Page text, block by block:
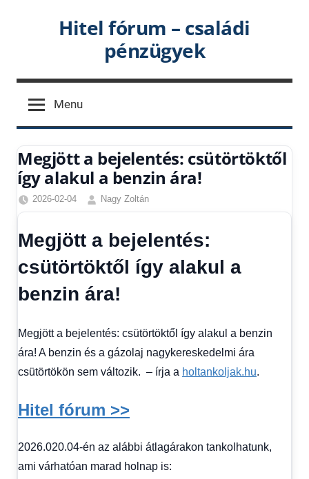
Hitel fórum – családi
pénzügyek
Menu
Megjött a bejelentés: csütörtöktől
így alakul a benzin ára!
2026-02-04
Nagy Zoltán
Friss
Gazdaság,
,
Hírek
fórum
Megjött a bejelentés:
csütörtöktől így alakul a
benzin ára!
Megjött a bejelentés: csütörtöktől így alakul a benzin
ára! A benzin és a gázolaj nagykereskedelmi ára
csütörtökön sem változik. – írja a holtankoljak.hu.
Hitel fórum >>
2026.020.04-én az alábbi átlagárakon tankolhatunk,
ami várhatóan marad holnap is: